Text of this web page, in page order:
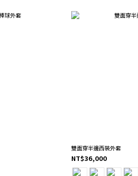
雙面穿半邊西裝外套
NT$36,000